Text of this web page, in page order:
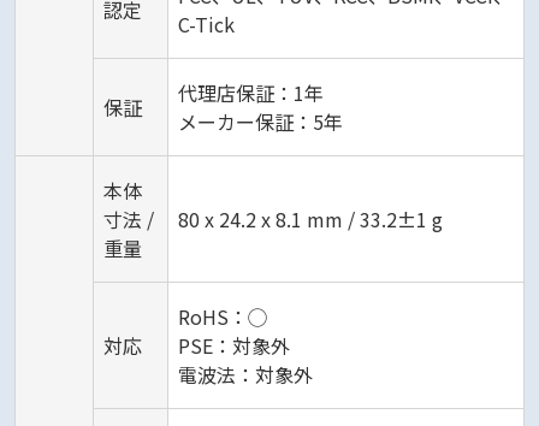
認定
C-Tick
保証
代理店保証：1年
メーカー保証：5年
本体
寸法 /
重量
80 x 24.2 x 8.1 mm / 33.2±1 g
対応
RoHS：◯
PSE：対象外
電波法：対象外